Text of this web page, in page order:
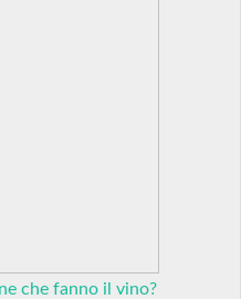
che fanno il vino?